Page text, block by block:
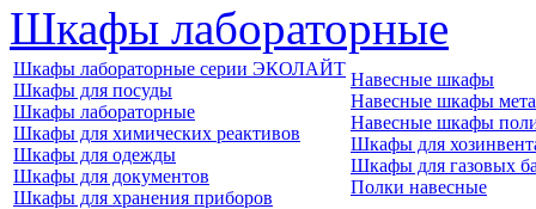
Шкафы лабораторные
Шкафы лабораторные серии ЭКОЛАЙТ
Шкафы для посуды
Шкафы лабораторные
Шкафы для химических реактивов
Шкафы для одежды
Шкафы для документов
Шкафы для хранения приборов
Навесные шкафы
Навесные шкафы
Навесные шкафы
Шкафы для
Шкафы для газовых
Полки навесные